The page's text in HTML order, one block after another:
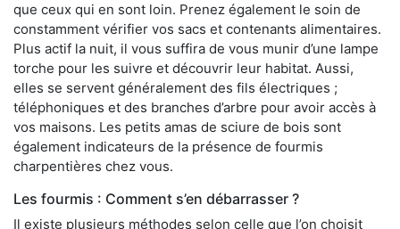
que ceux qui en sont loin. Prenez également le soin de
constamment vérifier vos sacs et contenants alimentaires.
Plus actif la nuit, il vous suffira de vous munir d’une lampe
torche pour les suivre et découvrir leur habitat. Aussi,
elles se servent généralement des fils électriques ;
téléphoniques et des branches d’arbre pour avoir accès à
vos maisons. Les petits amas de sciure de bois sont
également indicateurs de la présence de fourmis
charpentières chez vous.
Les fourmis : Comment s’en débarrasser ?
Il existe plusieurs méthodes selon celle que l’on choisit